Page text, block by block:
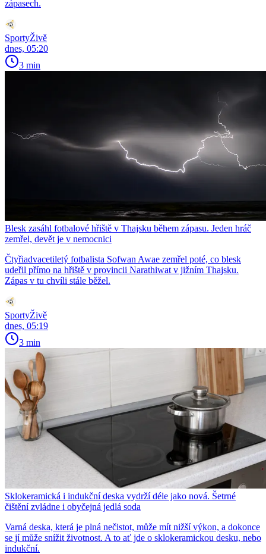
zápasech.
SportyŽivě
dnes, 05:20
3 min
Blesk zasáhl fotbalové hřiště v Thajsku během zápasu. Jeden hráč
zemřel, devět je v nemocnici
Čtyřiadvacetiletý fotbalista Sofwan Awae zemřel poté, co blesk
udeřil přímo na hřiště v provincii Narathiwat v jižním Thajsku.
Zápas v tu chvíli stále běžel.
SportyŽivě
dnes, 05:19
3 min
Sklokeramická i indukční deska vydrží déle jako nová. Šetrné
čištění zvládne i obyčejná jedlá soda
Varná deska, která je plná nečistot, může mít nižší výkon, a dokonce
se jí může snížit životnost. A to ať jde o sklokeramickou desku, nebo
indukční.